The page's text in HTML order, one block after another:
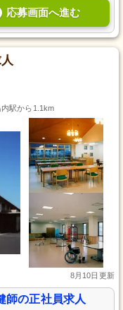
応募画面へ進む
駅から1.1km
8月10日更新
師の正社員求人